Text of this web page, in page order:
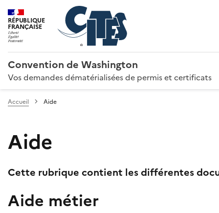
RÉPUBLIQUE
FRANÇAISE
Convention de Washington
Vos demandes dématérialisées de permis et certificats
Accueil Aide
Aide
Cette rubrique contient les différentes
Aide métier